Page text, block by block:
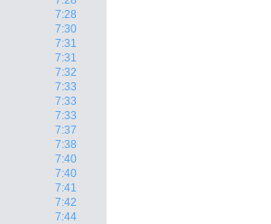
7:28
7:30
7:31
7:31
7:32
7:33
7:33
7:33
7:37
7:38
7:40
7:40
7:41
7:42
7:44